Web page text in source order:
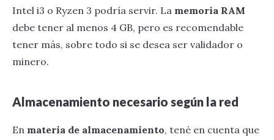
Intel i3 o Ryzen 3 podría servir. La memoria RAM
debe tener al menos 4 GB, pero es recomendable
tener más, sobre todo si se desea ser validador o
minero.
Almacenamiento necesario según la red
En materia de almacenamiento, tené en cuenta que